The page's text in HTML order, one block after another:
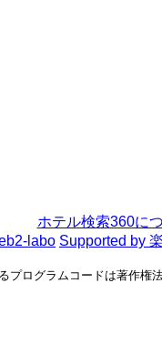
ホテル検索360に
labo Supported by
プログラムコードは著作